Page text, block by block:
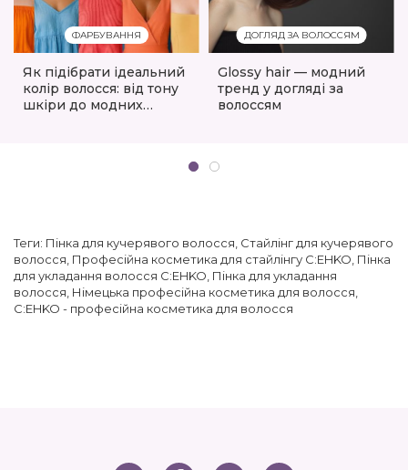
ФАРБУВАННЯ
Як підібрати ідеальний
колір волосся: від тону
шкіри до модних
ДОГЛЯД ЗА ВОЛОССЯМ
Glossy hair — модний
тренд у догляді за
волоссям
Теги: Пінка для кучерявого волосся Стайлінг для кучерявого
волосся Професійна косметика для стайлінгу C:EHKO Пінка
для укладання волосся C:EHKO Пінка для укладання
волосся Німецька професійна косметика для волосся
C:EHKO - професійна косметика для волосся